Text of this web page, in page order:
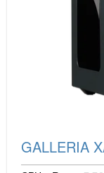
GALLERIA